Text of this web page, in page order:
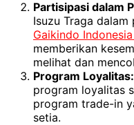
Partisipasi dalam
Isuzu Traga
Gaikindo
memberikan
melihat dan
Program Loyalitas:
program loyalitas
program trade-in
setia.